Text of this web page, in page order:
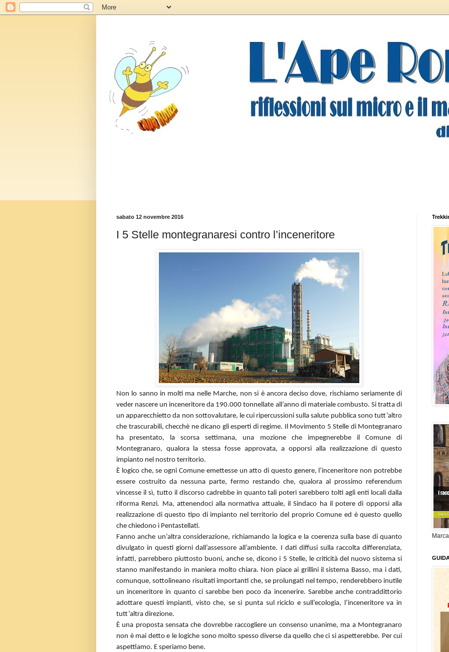
sabato 12 novembre 2016
I 5 Stelle montegranaresi contro l’inceneritore
Non lo sanno in molti ma nelle Marche, non si èancora deciso dove, rischiamo seriamente di
veder nascere un inceneritore da 190.000 tonnellate all’anno di materiale combusto. Si tratta di
un apparecchietto da non sottovalutare, le cui ripercussioni sulla salute pubblica sono tutt’altro
che trascurabili, checchè ne dicano gli esperti di regime. Il Movimento 5 Stelle di Montegranaro
ha presentato, la scorsa settimana, una mozione che impegnerebbe il Comune di
Montegranaro, qualora la stessa fosse approvata, a opporsi alla realizzazione di questo
impianto nel nostro territorio.
È logico che, se ogni Comune emettesse un atto di questo genere, l’inceneritore non potrebbe
essere costruito da nessuna parte, fermo restando che, qualora al prossimo referendum
vincesse il sì, tutto il discorso cadrebbe in quanto tali poteri sarebbero tolti agli enti locali dalla
riforma Renzi. Ma, attenendoci alla normativa attuale, il Sindaco ha il potere di opporsi alla
realizzazione di questo tipo di impianto nel territorio del proprio Comune ed è questo quello
che chiedono i Pentastellati.
Fanno anche un’altra considerazione, richiamando la logica e la coerenza sulla base di quanto
divulgato in questi giorni dall’assessore all’ambiente. I dati diffusi sulla raccolta differenziata,
infatti, parrebbero piuttosto buoni, anche se, dicono i 5 Stelle, le criticità del nuovo sistema si
stanno manifestando in maniera molto chiara. Non piace ai grillini il sistema Basso, ma i dati,
comunque, sottolineano risultati importanti che, se prolungati nel tempo, renderebbero inutile
un inceneritore in quanto ci sarebbe ben poco da incenerire. Sarebbe anche contraddittorio
adottare questi impianti, visto che, se si punta sul riciclo e sull’ecologia, l’inceneritore va in
tutt’altra direzione.
È una proposta sensata che dovrebbe raccogliere un consenso unanime, ma a Montegranaro
non è mai detto e le logiche sono molto spesso diverse da quello che ci si aspetterebbe. Per cui
aspettiamo. E speriamo bene.
Marca